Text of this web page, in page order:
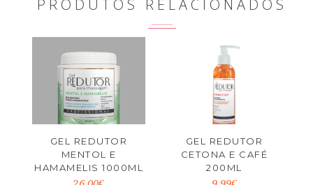
PRODUTOS RELACIONADOS
GEL REDUTOR
MENTOL E
HAMAMELIS 1000ML
GEL REDUTOR
CETONA E CAFÉ
200ML